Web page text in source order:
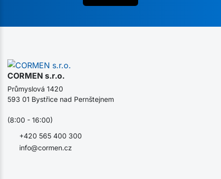
CORMEN s.r.o.
info@cormen.cz
+420 565 400 300
Průmyslová 1420
593 01 Bystřice nad Pernštejnem
(8:00 - 16:00)